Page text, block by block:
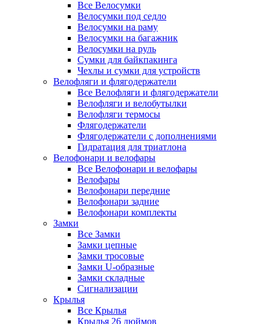
Все Велосумки
Велосумки под седло
Велосумки на раму
Велосумки на багажник
Велосумки на руль
Сумки для байкпакинга
Чехлы и сумки для устройств
Велофляги и флягодержатели
Все Велофляги и флягодержатели
Велофляги и велобутылки
Велофляги термосы
Флягодержатели
Флягодержатели с дополнениями
Гидратация для триатлона
Велофонари и велофары
Все Велофонари и велофары
Велофары
Велофонари передние
Велофонари задние
Велофонари комплекты
Замки
Все Замки
Замки цепные
Замки тросовые
Замки U-образные
Замки складные
Сигнализации
Крылья
Все Крылья
Крылья 26 дюймов